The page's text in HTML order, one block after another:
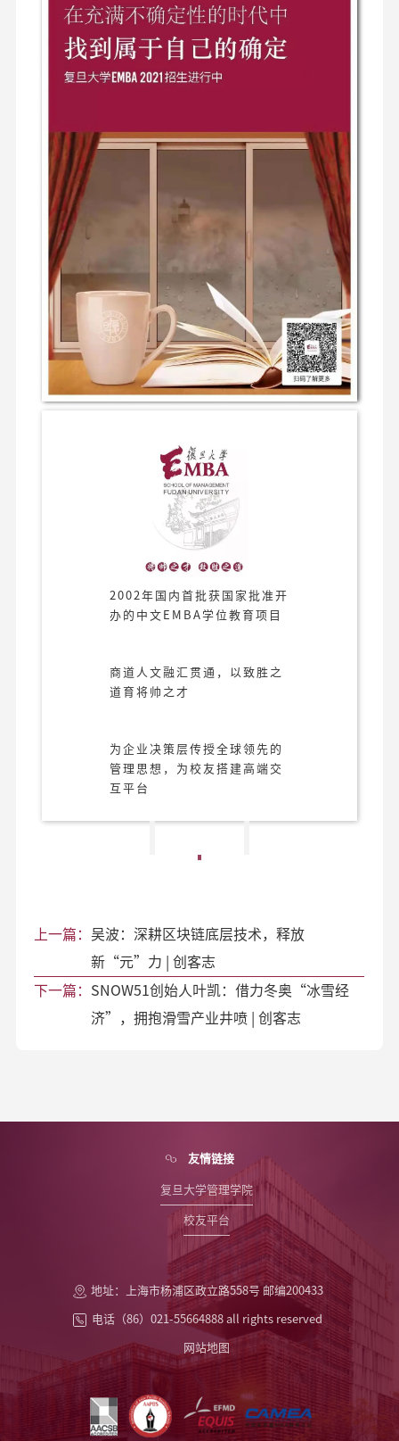
2002年国内首批获国家批准开
办的中文EMBA学位教育项目
商道人文融汇贯通，以致胜之
道育将帅之才
为企业决策层传授全球领先的
管理思想，为校友搭建高端交
互平台
上一篇： 吴波：深耕区块链底层技术，释放
新“元”力 | 创客志
下一篇： SNOW51创始人叶凯：借力冬奥“冰雪经
济”，拥抱滑雪产业井喷 | 创客志
友情链接
复旦大学管理学院
校友平台
地址：上海市杨浦区政立路558号 邮编200433
电话（86）021-55664888 all rights reserved
网站地图